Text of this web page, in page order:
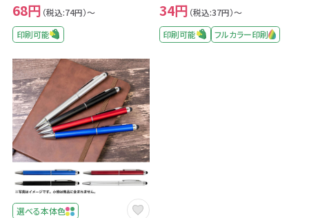
68円 （税込:74円）～
印刷可能
34円 （税込:37円）～
印刷可能
フルカラー印刷
選べる本体色